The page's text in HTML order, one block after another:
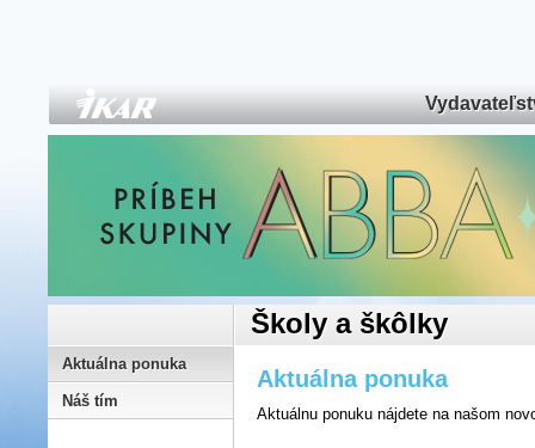
Aktuálna ponuka
Náš tím
Školy a škôlky
Aktuálna ponuka
Aktuálnu ponuku nájdete na našom